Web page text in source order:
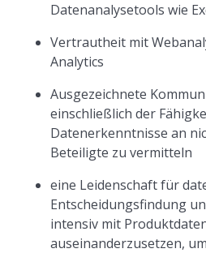
Datenanalysetools wie
Vertrautheit mit
Analytics
Ausgezeichnete
einschließlich der
Datenerkenntnisse an
Beteiligte zu vermitteln
eine Leidenschaft für
Entscheidungsfindung
intensiv mit
auseinanderzusetzen, um